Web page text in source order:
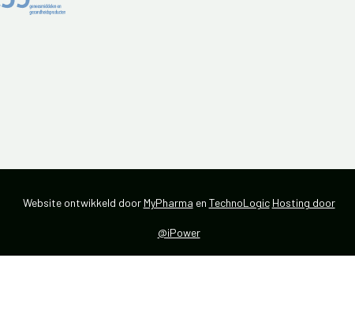
Website ontwikkeld door MyPharma en TechnoLogic Hosting door
@iPower